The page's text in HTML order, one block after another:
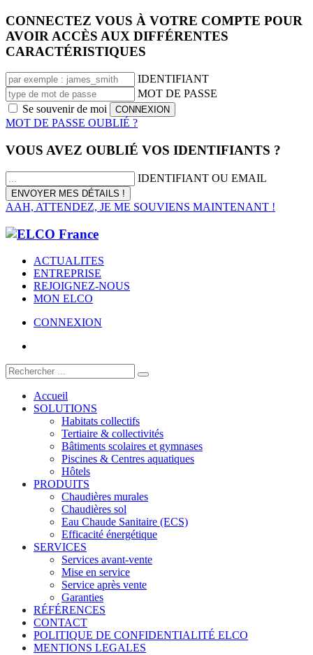
CONNECTEZ VOUS À VOTRE COMPTE POUR
AVOIR ACCÈS AUX DIFFÉRENTES
CARACTÉRISTIQUES
IDENTIFIANT
MOT DE PASSE
Se souvenir de moi
MOT DE PASSE OUBLIÉ ?
VOUS AVEZ OUBLIÉ VOS IDENTIFIANTS ?
IDENTIFIANT OU EMAIL
AAH, ATTENDEZ, JE ME SOUVIENS MAINTENANT !
ACTUALITES
ENTREPRISE
REJOIGNEZ-NOUS
MON ELCO
CONNEXION
Accueil
SOLUTIONS
Habitats collectifs
Tertiaire & collectivités
Bâtiments scolaires et gymnases
Piscines & Centres aquatiques
Hôtels
PRODUITS
Chaudières murales
Chaudières sol
Eau Chaude Sanitaire (ECS)
Efficacité énergétique
SERVICES
Services avant-vente
Mise en service
Service après vente
Garanties
RÉFÉRENCES
CONTACT
POLITIQUE DE CONFIDENTIALITÉ ELCO
MENTIONS LEGALES